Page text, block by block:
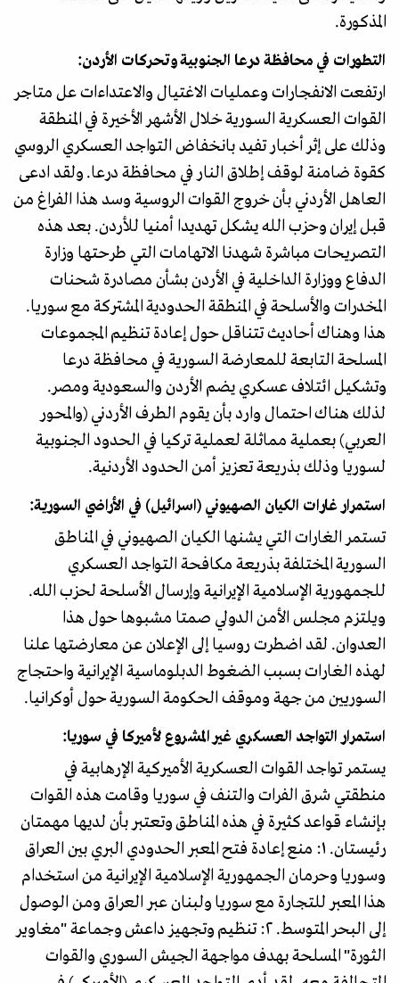
المذكورة.
التطورات في محافظة درعا الجنوبية وتحركات الأردن:
ارتفعت الانفجارات وعمليات الاغتيال والاعتداءات عل متاجر
القوات العسكرية السورية خلال الأشهر الأخيرة في المنطقة
وذلك على إثر أخبار تفيد بانخفاض التواجد العسكري الروسي
كقوة ضامنة لوقف إطلاق النار في محافظة درعا. ولقد ادعى
العاهل الأردني بأن خروج القوات الروسية وسد هذا الفراغ من
قبل إيران وحزب الله يشكل تهديدا أمنيا للأردن. بعد هذه
التصريحات مباشرة شهدنا الاتهامات التي طرحتها وزارة
الدفاع ووزارة الداخلية في الأردن بشأن مصادرة شحنات
المخدرات والأسلحة في المنطقة الحدودية المشتركة مع سوريا.
هذا وهناك أحاديث تتناقل حول إعادة تنظيم المجموعات
المسلحة التابعة للمعارضة السورية في محافظة درعا
وتشكيل ائتلاف عسكري يضم الأردن والسعودية ومصر.
لذلك هناك احتمال وارد بأن يقوم الطرف الأردني (والمحور
العربي) بعملية مماثلة لعملية تركيا في الحدود الجنوبية
لسوريا وذلك بذريعة تعزيز أمن الحدود الأردنية.
استمرار غارات الكيان الصهيوني (اسرائيل) في الأراضي السورية:
تستمر الغارات التي يشنها الكيان الصهيوني في المناطق
السورية المختلفة بذريعة مكافحة التواجد العسكري
للجمهورية الإسلامية الإيرانية وإرسال الأسلحة لحزب الله.
ويلتزم مجلس الأمن الدولي صمتا مشبوها حول هذا
العدوان. لقد اضطرت روسيا إلى الإعلان عن معارضتها علنا
لهذه الغارات بسبب الضغوط الدبلوماسية الإيرانية واحتجاج
السوريين من جهة وموقف الحكومة السورية حول أوكرانيا.
استمرار التواجد العسكري غير المشروع لأميركا في سوريا:
یستمر تواجد القوات العسكرية الأميركية الإرهابية في
منطقتي شرق الفرات والتنف في سوريا وقامت هذه القوات
بإنشاء قواعد كثيرة في هذه المناطق وتعتبر بأن لديها مهمتان
رئيستان. ١: منع إعادة فتح المعبر الحدودي البري بين العراق
وسوريا وحرمان الجمهورية الإسلامية الإيرانية من استخدام
هذا المعبر للتجارة مع سوريا ولبنان عبر العراق ومن الوصول
إلى البحر المتوسط. ٢: تنظيم وتجهيز داعش وجماعة "مغاوير
الثورة" المسلحة بهدف مواجهة الجيش السوري والقوات